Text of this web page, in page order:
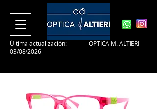
Última actualización:
03/08/2026
OPTICA M. ALTIERI